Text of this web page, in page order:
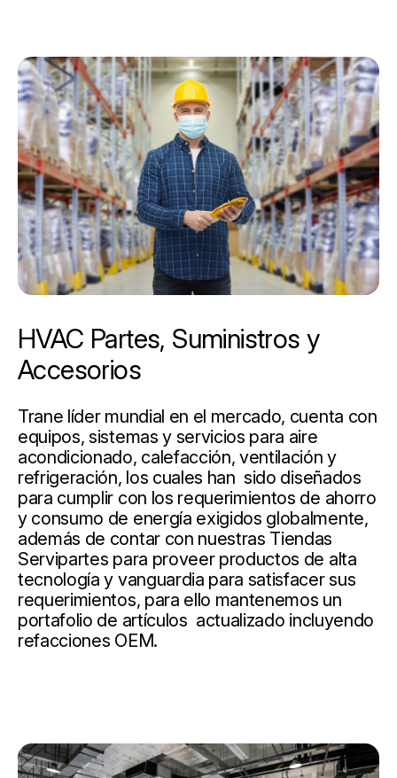
HVAC Partes, Suministros y
Accesorios
Trane líder mundial en el mercado, cuenta con
equipos, sistemas y servicios para aire
acondicionado, calefacción, ventilación y
refrigeración, los cuales han sido diseñados
para cumplir con los requerimientos de ahorro
y consumo de energía exigidos globalmente,
además de contar con nuestras Tiendas
Servipartes para proveer productos de alta
tecnología y vanguardia para satisfacer sus
requerimientos, para ello mantenemos un
portafolio de artículos actualizado incluyendo
refacciones OEM.